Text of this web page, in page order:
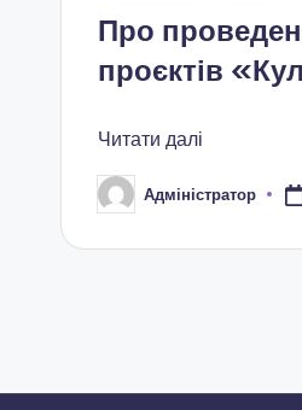
Про
проєктів
Читати далі
Опубліковано
Адміністратор
записів